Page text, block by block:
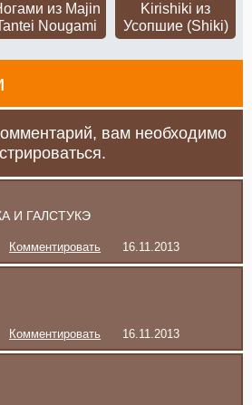
из Majin
Nougami
Kirishiki из
Усопшие (Shiki)
вам необходимо
И ГАЛСТУКЭ
Комментировать 16.11.2013
Комментировать 16.11.2013